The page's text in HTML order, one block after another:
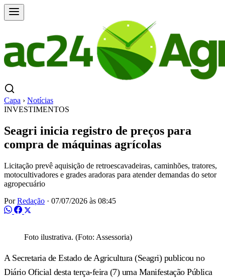
Capa › Notícias
INVESTIMENTOS
Seagri inicia registro de preços para
compra de máquinas agrícolas
Licitação prevê aquisição de retroescavadeiras, caminhões, tratores,
motocultivadores e grades aradoras para atender demandas do setor
agropecuário
PorRedação · 07/07/2026 às 08:45
Foto ilustrativa. (Foto: Assessoria)
A Secretaria de Estado de Agricultura (Seagri) publicou no
Diário Oficial desta terça-feira (7) uma Manifestação Pública